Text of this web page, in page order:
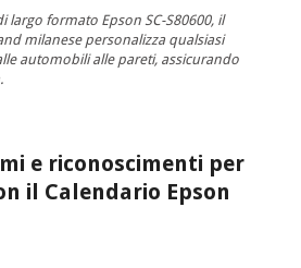
largo formato Epson SC-S80600, il
milanese personalizza qualsiasi
automobili alle pareti, assicurando
e riconoscimenti per
il Calendario Epson